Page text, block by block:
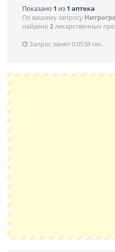
Показано 1 из 1 аптека
По вашему запросу
найдено 2лекарственных
Запрос занял 0.0538 сек.